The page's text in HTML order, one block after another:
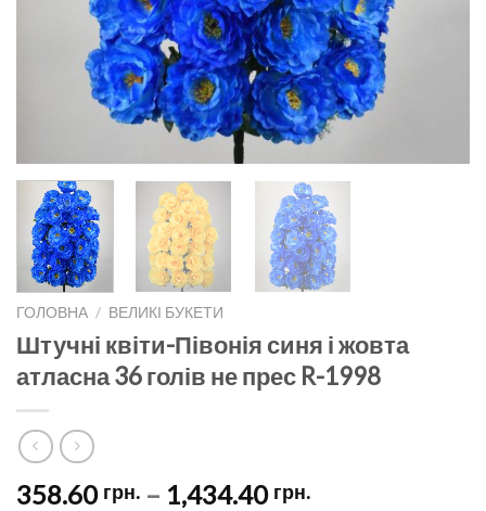
ГОЛОВНА / ВЕЛИКІ БУКЕТИ
Штучні квіти-Півонія синя і жовта
атласна 36 голів не прес R-1998
358.60 грн. – 1,434.40 грн.Price